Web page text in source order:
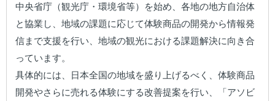
中央省庁（観光庁・環境省等）を始め、各地の地方自治体
と協業し、地域の課題に応じて体験商品の開発から情報発
信まで支援を行い、地域の観光における課題解決に向き合
っています。
具体的には、日本全国の地域を盛り上げるべく、体験商品
開発やさらに売れる体験にする改善提案を行い、「アソビ